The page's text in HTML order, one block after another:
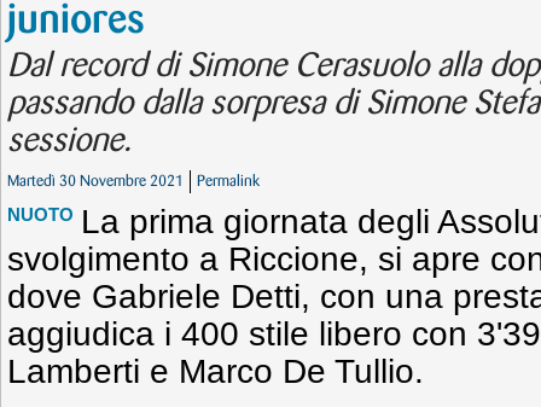
juniores
Dal record di Simone Cerasuolo alla
passando dalla sorpresa di Simone
sessione.
Martedì 30 Novembre 2021 Permalink
NUOTO La prima giornata degli
svolgimento a Riccione, si apre
dove Gabriele Detti, con una
aggiudica i 400 stile libero con
Lamberti e Marco De Tullio.